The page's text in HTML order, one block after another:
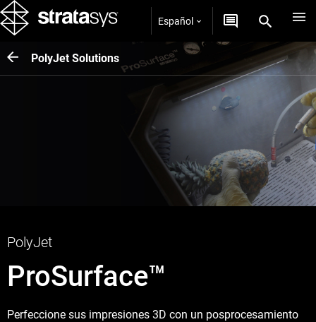
Español
PolyJet Solutions
PolyJet
ProSurface™
Perfeccione sus impresiones 3D con un posprocesamiento